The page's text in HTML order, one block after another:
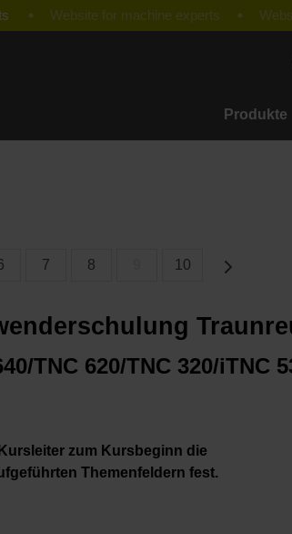
Produkte
7 8 10
TNC 620/TNC 320/iTNC
zum Kursbeginn die
Themenfeldern fest.